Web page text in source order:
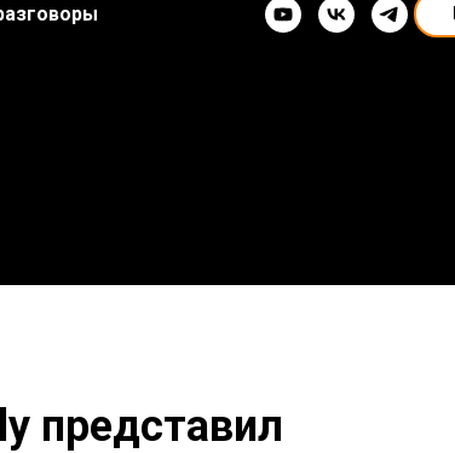
представил